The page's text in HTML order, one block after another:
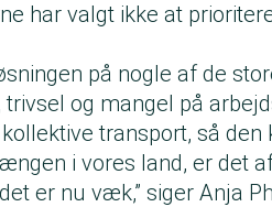
har valgt ikke at
på nogle af de
og mangel på
transport, så den
i vores land, er det
er nu væk,” siger Anja